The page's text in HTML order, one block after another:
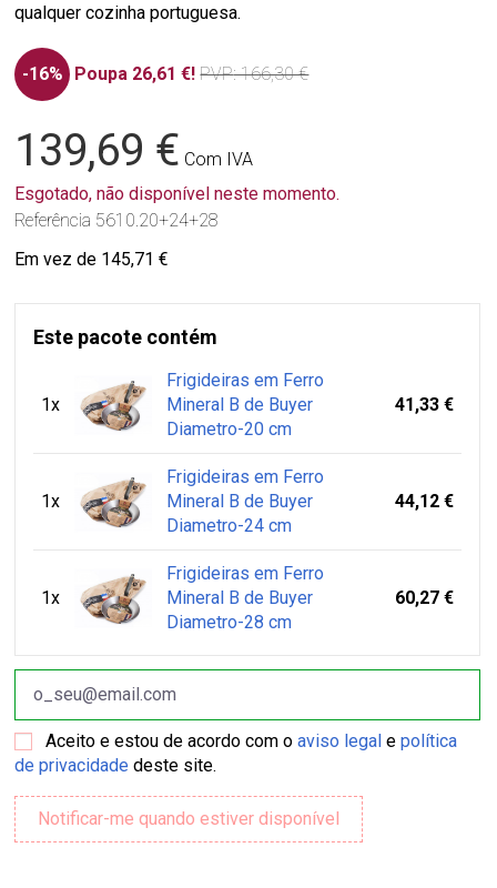
qualquer cozinha portuguesa.
-16% Poupa 26,61 €! PVP: 166,30 €
139,69 € Com IVA
Esgotado, não disponível neste momento.
Referência 5610.20+24+28
Em vez de 145,71 €
Este pacote contém
1x
Frigideiras em Ferro
Mineral B de Buyer
Diametro-20 cm
41,33 €
1x
Frigideiras em Ferro
Mineral B de Buyer
Diametro-24 cm
44,12 €
1x
Frigideiras em Ferro
Mineral B de Buyer
Diametro-28 cm
60,27 €
Aceito e estou de acordo com oaviso legal epolítica
de privacidade deste site.